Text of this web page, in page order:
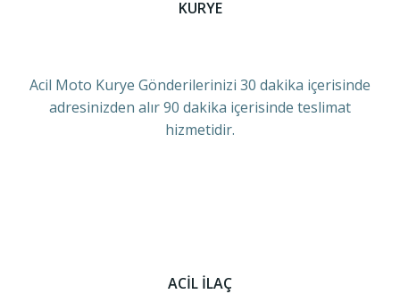
KURYE
Acil Moto Kurye Gönderilerinizi 30 dakika içerisinde
adresinizden alır 90 dakika içerisinde teslimat
hizmetidir.
ACİL İLAÇ